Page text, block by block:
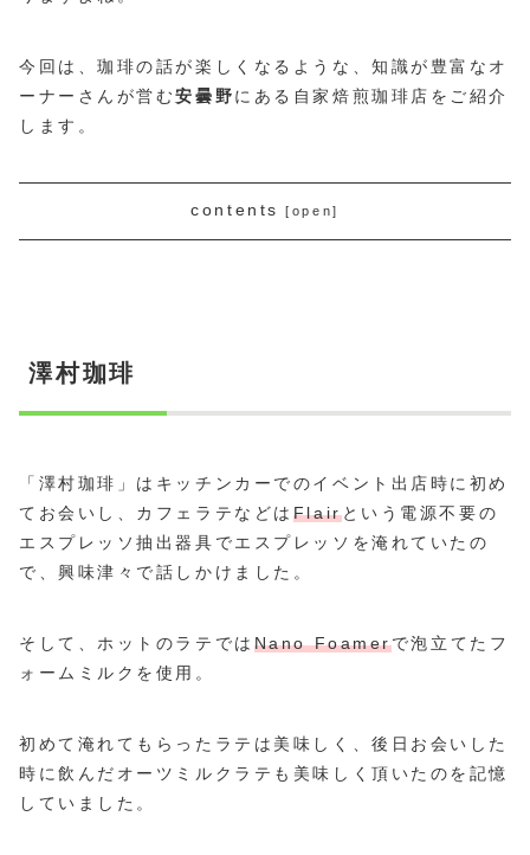
今回は、珈琲の話が楽しくなるような、知識が豊富なオ
ーナーさんが営む安曇野にある自家焙煎珈琲店をご紹介
します。
contents
澤村珈琲
「澤村珈琲」はキッチンカーでのイベント出店時に初め
てお会いし、カフェラテなどは Flairという電源不要の
エスプレッソ抽出器具でエスプレッソを淹れていたの
で、興味津々で話しかけました。
そして、ホットのラテでは Nano Foamerで泡立てたフ
ォームミルクを使用。
初めて淹れてもらったラテは美味しく、後日お会いした
時に飲んだオーツミルクラテも美味しく頂いたのを記憶
していました。